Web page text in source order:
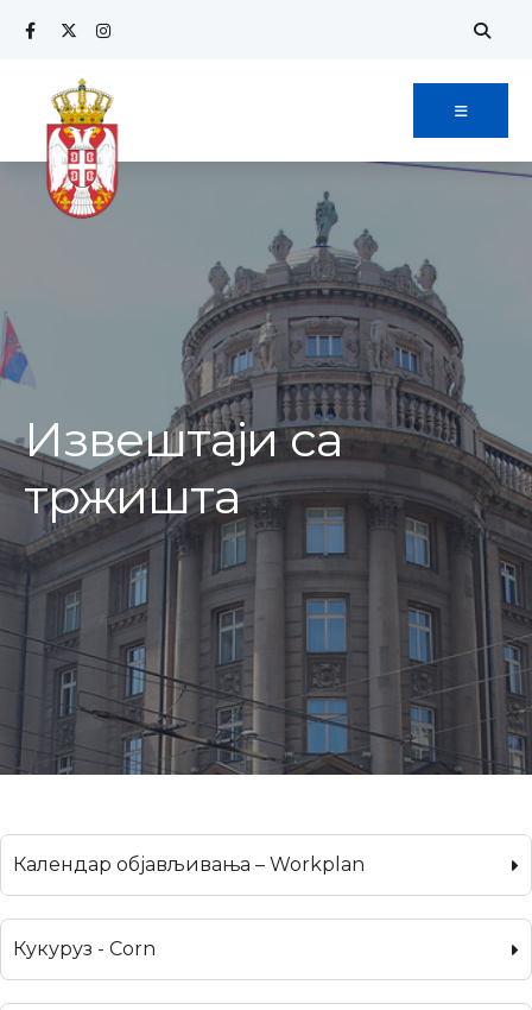
Извештаји са
тржишта
Календар објављивања – Workplan
Кукуруз - Corn